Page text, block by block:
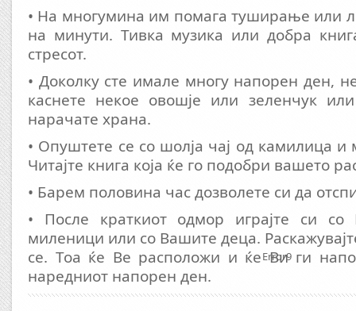
• На многумина им помага туширање или
на минути. Тивка музика или добра
стресот.
• Доколку сте имале многу напорен ден,
каснете некое овошје или зеленчук
нарачате храна.
• Опуштете се со шолја чај од камилица
Читајте книга која ќе го подобри вашето
• Барем половина час дозволете си да
• После краткиот одмор играјте си
миленици или со Вашите деца.
се. Тоа ќе Ве расположи и ќе Ви ги
наредниот напорен ден.
Error9